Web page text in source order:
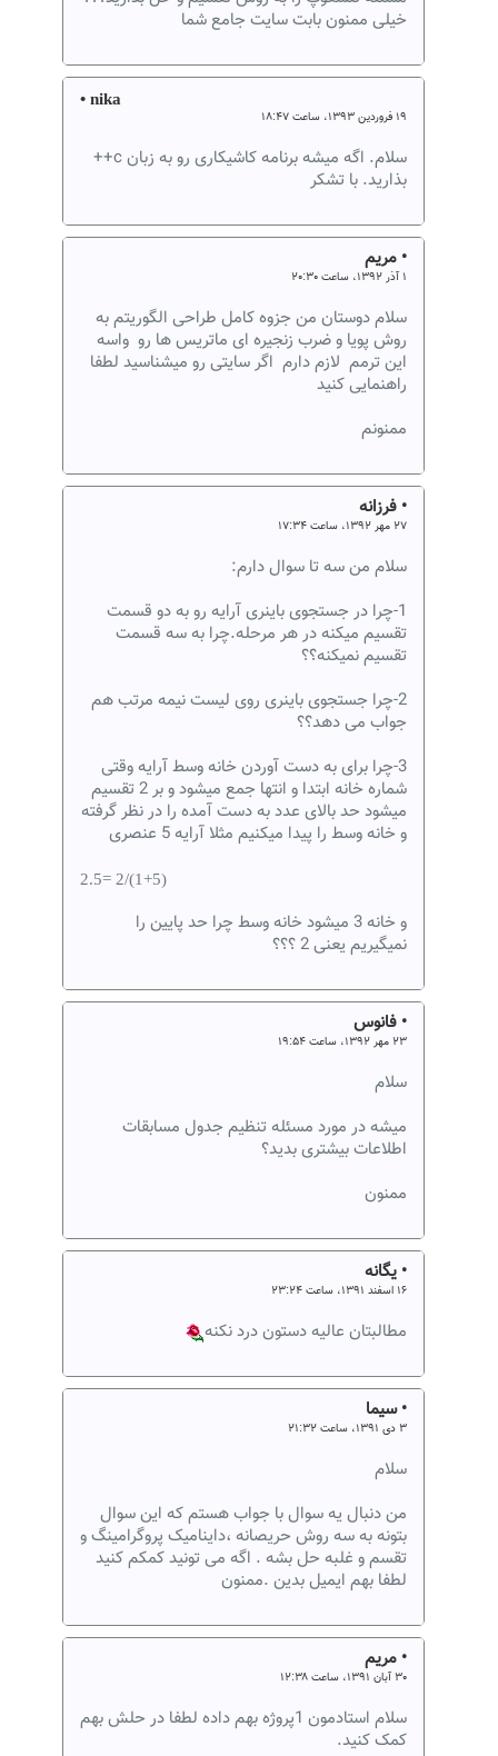
خیلی ممنون بابت سایت جامع شما
• nika
سلام. اگه میشه برنامه کاشیکاری رو به زبان c++
بذارید. با تشکر
• مریم
سلام دوستان من جزوه کامل طراحی الگوریتم به
روش پویا و ضرب زنجیره ای ماتریس ها رو واسه
این ترمم لازم دارم اگر سایتی رو میشناسید لطفا
راهنمایی کنید
ممنونم
• فرزانه
سلام من سه تا سوال دارم:
1-چرا در جستجوی باینری آرایه رو به دو قسمت
تقسیم میکنه در هر مرحله.چرا به سه قسمت
تقسیم نمیکنه؟؟
2-چرا جستجوی باینری روی لیست نیمه مرتب هم
جواب می دهد؟؟
3-چرا برای به دست آوردن خانه وسط آرایه وقتی
شماره خانه ابتدا و انتها جمع میشود و بر 2 تقسیم
میشود حد بالای عدد به دست آمده را در نظر گرفته
و خانه وسط را پیدا میکنیم مثلا آرایه 5 عنصری
2.5= 2/(1+5)
و خانه 3 میشود خانه وسط چرا حد پایین را
نمیگیریم یعنی 2 ؟؟؟
• فانوس
سلام
میشه در مورد مسئله تنظیم جدول مسابقات
اطلاعات بیشتری بدید؟
ممنون
• يگانه
مطالبتان عاليه دستون درد نكنه
• سیما
سلام
من دنبال یه سوال با جواب هستم که این سوال
بتونه به سه روش حریصانه ،داینامیک پروگرامینگ و
تقسم و غلبه حل بشه . اگه می تونید کمکم کنید
لطفا بهم ایمیل بدین .ممنون
• مریم
سلام استادمون 1پروژه بهم داده لطفا در حلش بهم
کمک کنید.